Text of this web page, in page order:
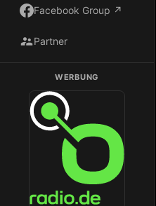
Facebook Group ↗
Partner
WERBUNG
Dark Radio auf